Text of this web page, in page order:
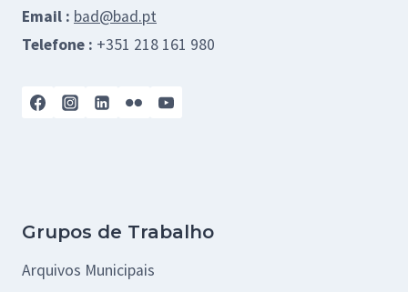
Email : bad@bad.pt
Telefone : +351 218 161 980
Grupos de Trabalho
Arquivos Municipais